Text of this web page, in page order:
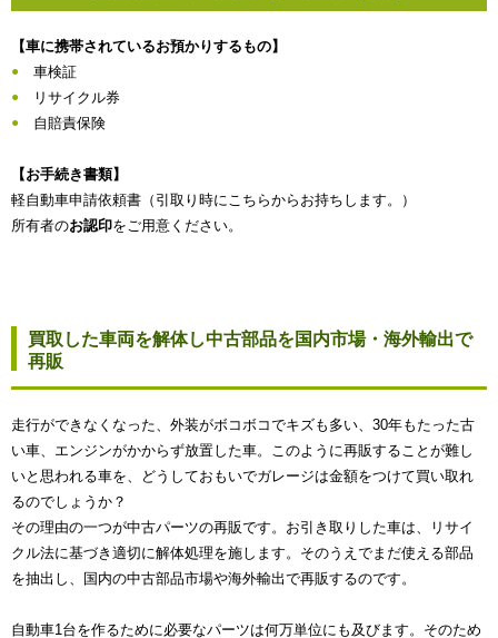
【車に携帯されているお預かりするもの】
車検証
リサイクル券
自賠責保険
【お手続き書類】
軽自動車申請依頼書（引取り時にこちらからお持ちします。）
所有者のお認印をご用意ください。
買取した車両を解体し中古部品を国内市場・海外輸出で
再販
走行ができなくなった、外装がボコボコでキズも多い、30年もたった古
い車、エンジンがかからず放置した車。このように再販することが難し
いと思われる車を、どうしておもいでガレージは金額をつけて買い取れ
るのでしょうか？
その理由の一つが中古パーツの再販です。お引き取りした車は、リサイ
クル法に基づき適切に解体処理を施します。そのうえでまだ使える部品
を抽出し、国内の中古部品市場や海外輸出で再販するのです。
自動車1台を作るために必要なパーツは何万単位にも及びます。そのため